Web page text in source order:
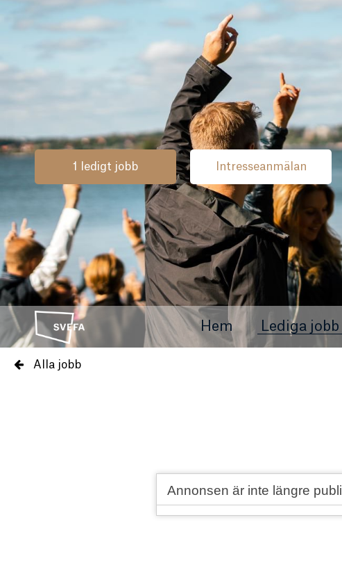
1 ledigt jobb Intresseanmälan
Hem Lediga jobb
Alla jobb